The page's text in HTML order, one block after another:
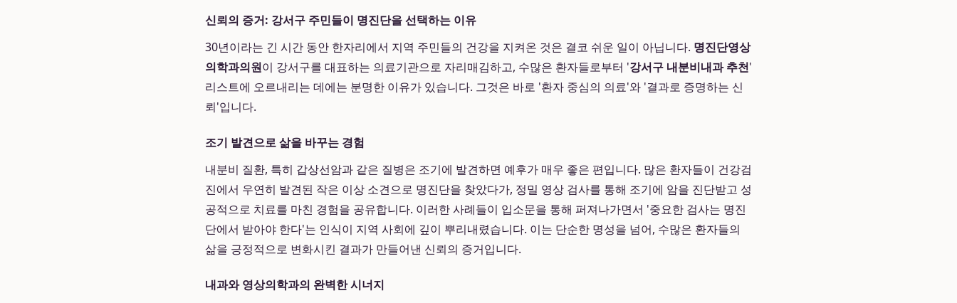
신뢰의 증거: 강서구 주민들이 명진단을 선택하는 이유
30년이라는 긴 시간 동안 한자리에서 지역 주민들의 건강을 지켜온 것은 결코 쉬운 일이 아닙니다. 명진단영상
의학과의원이 강서구를 대표하는 의료기관으로 자리매김하고, 수많은 환자들로부터 '강서구 내분비내과 추천'
리스트에 오르내리는 데에는 분명한 이유가 있습니다. 그것은 바로 '환자 중심의 의료'와 '결과로 증명하는 신
뢰'입니다.
조기 발견으로 삶을 바꾸는 경험
내분비 질환, 특히 갑상선암과 같은 질병은 조기에 발견하면 예후가 매우 좋은 편입니다. 많은 환자들이 건강검
진에서 우연히 발견된 작은 이상 소견으로 명진단을 찾았다가, 정밀 영상 검사를 통해 조기에 암을 진단받고 성
공적으로 치료를 마친 경험을 공유합니다. 이러한 사례들이 입소문을 통해 퍼져나가면서 '중요한 검사는 명진
단에서 받아야 한다'는 인식이 지역 사회에 깊이 뿌리내렸습니다. 이는 단순한 명성을 넘어, 수많은 환자들의
삶을 긍정적으로 변화시킨 결과가 만들어낸 신뢰의 증거입니다.
내과와 영상의학과의 완벽한 시너지